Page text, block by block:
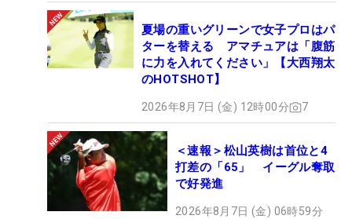
夏場の重いグリーンで女子プロはパ
ターを替える アマチュアは「腹筋
に力を入れてください」【大西翔太
のHOTSHOT】
2026年8月7日 (金) 12時00分 7
＜速報＞松山英樹は首位と4
打差の「65」 イーグル奪取
で好発進
2026年8月7日 (金) 06時59分